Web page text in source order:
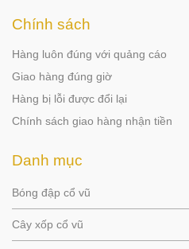
Chính sách
Hàng luôn đúng với quảng cáo
Giao hàng đúng giờ
Hàng bị lỗi được đổi lại
Chính sách giao hàng nhận tiền
Danh mục
Bóng đập cổ vũ
Cây xốp cổ vũ